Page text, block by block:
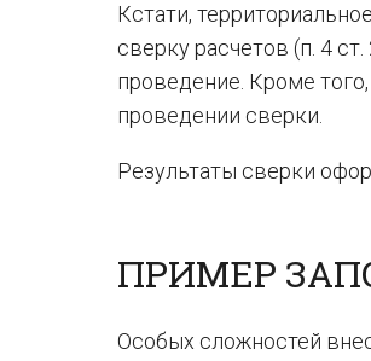
Кстати,
сверку расчетов (п. 4
проведение. Кроме
проведении сверки.
Результаты сверки
ПРИМЕР
Особых сложностей